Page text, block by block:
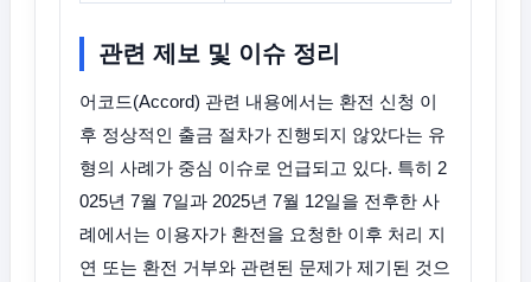
관련 제보 및 이슈 정리
어코드(Accord) 관련 내용에서는 환전 신청 이
후 정상적인 출금 절차가 진행되지 않았다는 유
형의 사례가 중심 이슈로 언급되고 있다. 특히 2
025년 7월 7일과 2025년 7월 12일을 전후한 사
례에서는 이용자가 환전을 요청한 이후 처리 지
연 또는 환전 거부와 관련된 문제가 제기된 것으